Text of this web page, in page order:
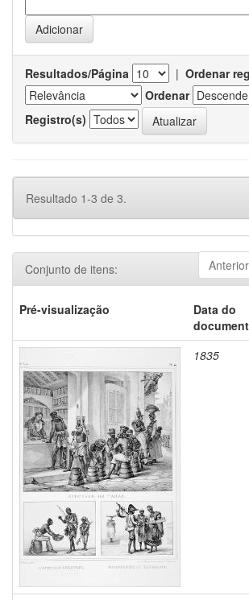
Resultados/Página | Ordenar
Ordenar
Registro(s)
Resultado 1-3 de 3.
Anterior
Conjunto de itens:
Pré-visualização
Data do
1835